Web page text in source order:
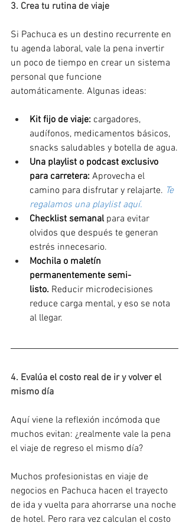
3. Crea tu rutina de viaje
Si Pachuca es un destino recurrente en
tu agenda laboral, vale la pena invertir
un poco de tiempo en crear un sistema
personal que funcione
automáticamente. Algunas ideas:
Kit fijo de viaje: cargadores,
audífonos, medicamentos básicos,
snacks saludables y botella de agua.
Una playlist o podcast exclusivo
para carretera: Aprovecha el
camino para disfrutar y relajarte. Te
regalamos una playlist aquí.
Checklist semanal para evitar
olvidos que después te generan
estrés innecesario.
Mochila o maletín
permanentemente semi-
listo. Reducir microdecisiones
reduce carga mental, y eso se nota
al llegar.
4. Evalúa el costo real de ir y volver el
mismo día
Aquí viene la reflexión incómoda que
muchos evitan: ¿realmente vale la pena
el viaje de regreso el mismo día?
Muchos profesionistas en viaje de
negocios en Pachuca hacen el trayecto
de ida y vuelta para ahorrarse una noche
de hotel. Pero rara vez calculan el costo